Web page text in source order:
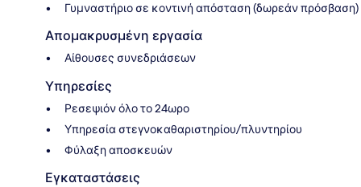
Γυμναστήριο σε κοντινή απόσταση (δωρεάν πρόσβαση)
Απομακρυσμένη εργασία
Αίθουσες συνεδριάσεων
Υπηρεσίες
Ρεσεψιόν όλο το 24ωρο
Υπηρεσία στεγνοκαθαριστηρίου/πλυντηρίου
Φύλαξη αποσκευών
Εγκαταστάσεις